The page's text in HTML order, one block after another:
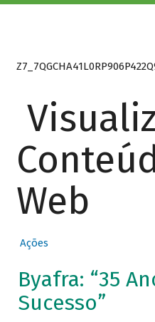
Web
Ações
Byafra: “35
Sucesso”